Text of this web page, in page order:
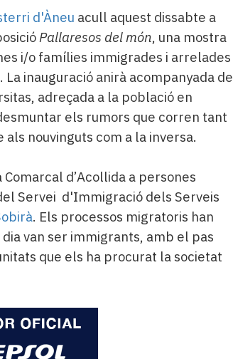
d'Àneu acull aquest dissabte a
Pallaresos del món, una mostra
i/o famílies immigrades i arrelades
inauguració anirà acompanyada de
adreçada a la població en
els rumors que corren tant
nouvinguts com a la inversa.
d’Acollida a persones
Servei d'Immigració dels Serveis
. Els processos migratoris han
van ser immigrants, amb el pas
que els ha procurat la societat